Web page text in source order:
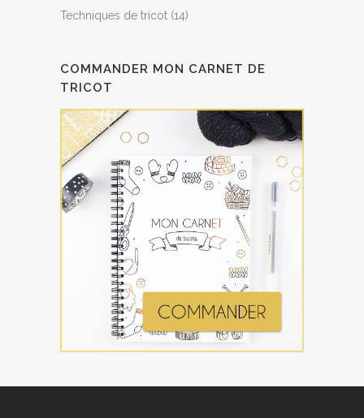
Techniques de tricot (14)
COMMANDER MON CARNET DE
TRICOT